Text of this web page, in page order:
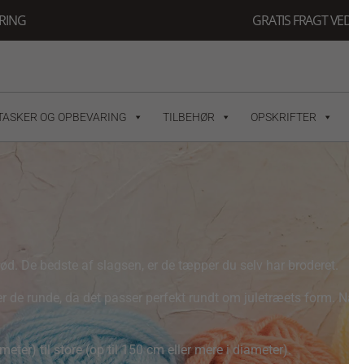
GRATIS FRAGT
OG OPBEVARING TILBEHØR OPSKRIFTER
De bedste af slagsen, er de tæpper du selv har broderet.
runde, da det passer perfekt rundt om juletræets form.
til store (op til 150 cm eller mere i diameter).